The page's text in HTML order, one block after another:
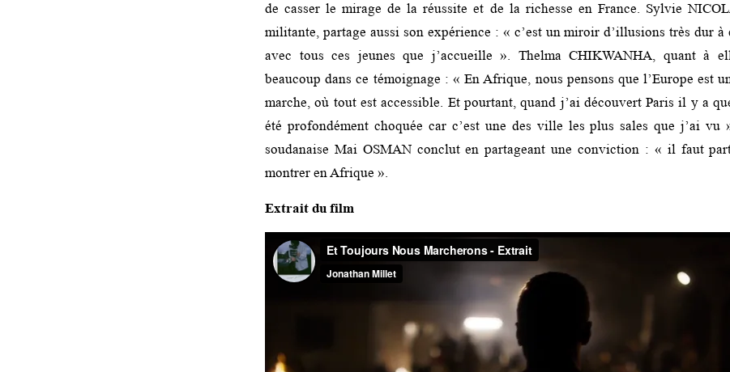
de casser le mirage de la réussite et de la richesse en France. Sylvie
militante, partage aussi son expérience : « c’est un miroir d’illusions très dur à
avec tous ces jeunes que j’accueille ». Thelma CHIKWANHA, quant à
beaucoup dans ce témoignage : « En Afrique, nous pensons que l’Europe est
marche, où tout est accessible. Et pourtant, quand j’ai découvert Paris il y a
été profondément choquée car c’est une des ville les plus sales que j’ai vu
soudanaise Mai OSMAN conclut en partageant une conviction : « il faut
montrer en Afrique ».
Extrait du film